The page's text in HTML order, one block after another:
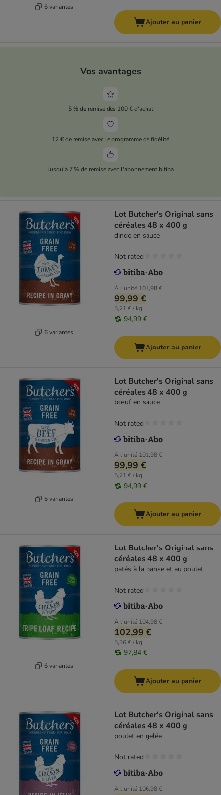
6 variantes
Ajouter au panier
Vos avantages
5 % de remise dès 100 € d'achat
12 € de remise avec le programme de fidélité
Jusqu'à 7 % de remise avec l'abonnement bitiba
6 variantes
Lot Butcher's Original sans
céréales 48 x 400 g
dinde en sauce
À l'unité 101,98 €
99,99 €
5,21 € / kg
94,99 €
Not rated
Ajouter au panier
6 variantes
Lot Butcher's Original sans
céréales 48 x 400 g
bœuf en sauce
À l'unité 101,98 €
99,99 €
5,21 € / kg
94,99 €
Not rated
Ajouter au panier
6 variantes
Lot Butcher's Original sans
céréales 48 x 400 g
patés à la panse et au poulet
À l'unité 104,98 €
102,99 €
5,36 € / kg
97,84 €
Not rated
Ajouter au panier
Lot Butcher's Original sans
céréales 48 x 400 g
poulet en gelée
À l'unité 106,98 €
Not rated